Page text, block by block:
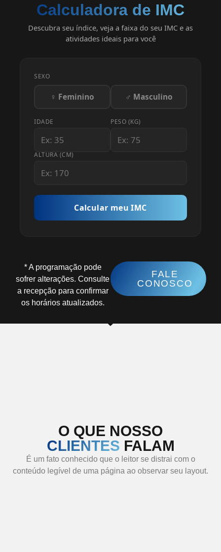
Calculadora de IMC
Descubra seu índice, veja a faixa do seu IMC e as
atividades ideais para você
SEXO
♀ Feminino ♂ Masculino
IDADE PESO (KG)
ALTURA (CM)
Calcular meu IMC
* A programação pode
sofrer alterações. Consulte
a recepção para confirmar
os horários atualizados.
FALE
CONOSCO
O QUE NOSSO
CLIENTES FALAM
É um fato conhecido que o leitor se distrai com o
conteúdo legível de uma página ao observar seu layout.